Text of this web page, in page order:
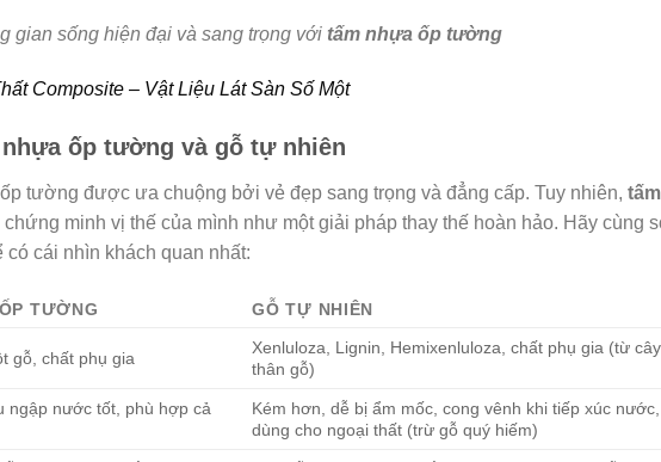
gian sống hiện đại và sang trọng với tấm nhựa ốp tường
Composite – Vật Liệu Lát Sàn Số Một
ốp tường và gỗ tự nhiên
tường được ưa chuộng bởi vẻ đẹp sang trọng và đẳng cấp. Tuy nhiên, tấm
chứng minh vị thế của mình như một giải pháp thay thế hoàn hảo. Hãy cùng
cái nhìn khách quan nhất:
TƯỜNG
GỖ TỰ NHIÊN
gỗ, chất phụ gia
Xenluloza, Lignin, Hemixenluloza, chất phụ gia (từ cây
thân gỗ)
ngập nước tốt, phù hợp cả
Kém hơn, dễ bị ẩm mốc, cong vênh khi tiếp xúc
dùng cho ngoại thất (trừ gỗ quý hiếm)